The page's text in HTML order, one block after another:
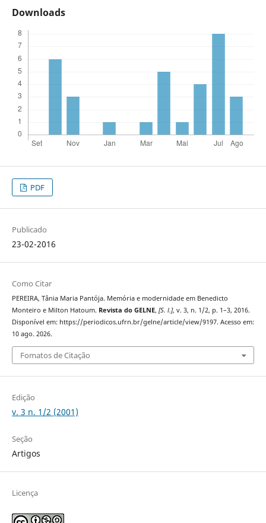
Downloads
PDF
Publicado
23-02-2016
Como Citar
PEREIRA, Tânia Maria Pantója. Memória e modernidade em Benedicto
Monteiro e Milton Hatoum. Revista do GELNE, [S. l.], v. 3, n. 1/2, p. 1–3, 2016.
Disponível em: https://periodicos.ufrn.br/gelne/article/view/9197. Acesso em:
10 ago. 2026.
Fomatos de Citação
Edição
v. 3 n. 1/2 (2001)
Seção
Artigos
Licença